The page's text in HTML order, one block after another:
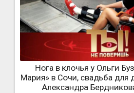
Нога в клочья у Ольги
Мария» в Сочи, свадьба для
Александра